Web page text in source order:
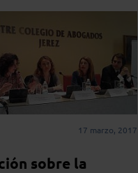
17 marzo, 2017
sobre la